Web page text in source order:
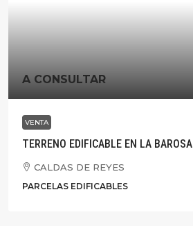
A CONSULTAR
VENTA
TERRENO EDIFICABLE EN LA BAROSA
CALDAS DE REYES
PARCELAS EDIFICABLES